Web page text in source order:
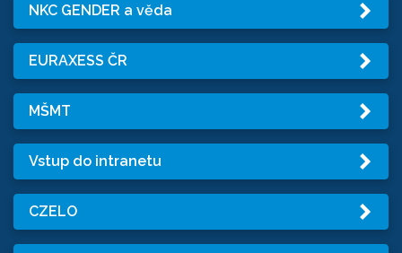
NKC GENDER a věda
EURAXESS ČR
MŠMT
Vstup do intranetu
CZELO